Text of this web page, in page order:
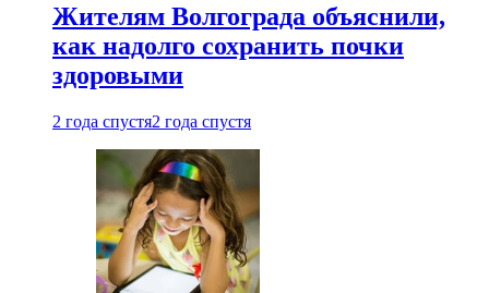
Жителям Волгограда объяснили,
как надолго сохранить почки
здоровыми
2 года спустя2 года спустя